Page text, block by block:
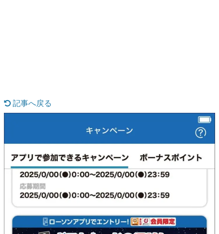
なんでゲームは面白い？
ゲーム開発者・hamatsu氏がゲームの魅力を画面や操作の
具体的な形から解き明かしていく、硬派で骨太な評論連載
ゲームが変えた日本語
「経験値」「裏技」「ラスボス」… ゲームにまつわる言葉
の起源や用法の変遷を、コンピューター文化史研究家・タ
イニーP氏が徹底調査。
カテゴリ
記事へ戻る